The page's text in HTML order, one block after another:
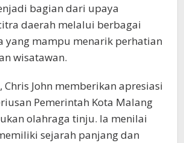
bagian dari upaya
daerah melalui berbagai
yang mampu menarik perhatian
wisatawan.
Chris John memberikan apresiasi
Pemerintah Kota Malang
olahraga tinju. Ia menilai
sejarah panjang dan